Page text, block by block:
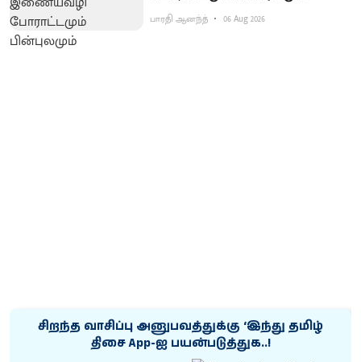
பாரதி ஆனந்த் 06 Aug 2026
சிறந்த வாசிப்பு அனுபவத்துக்கு ‘இந்து தமிழ்
திசை App-ஐ பயன்படுத்துக..!